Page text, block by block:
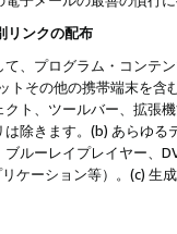
リンクの配布
、プログラム・コンテ
トその他の携帯端末を
ト、ツールバー、拡張
除きます。(b) あらゆ
ルーレイプレイヤー、
ケーション等）。(c)